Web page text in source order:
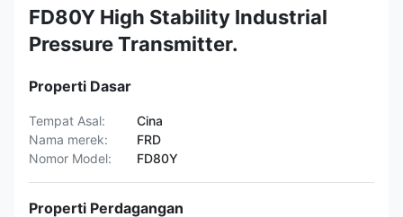
FD80Y High Stability Industrial
Pressure Transmitter.
Properti Dasar
Tempat Asal:
Cina
Nama merek:
FRD
Nomor Model:
FD80Y
Properti Perdagangan